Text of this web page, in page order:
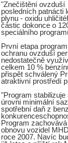
"Znečištění ovzduší
posledních patnácti
plynu - oxidu
částic dokonce o
speciálního
První etapa
ochranu ovzduší
nedostatečně
celkem 10 %
přispět schválený
atraktivní prostředí
"Program
úrovni minimální
spotřební daň z
Program
obnovu vozidel
roce 2007. Navíc